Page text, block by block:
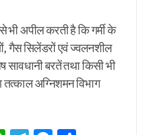
भी अपील करती है कि गर्मी के
गैस सिलेंडरों एवं ज्वलनशील
सावधानी बरतें तथा किसी भी
तत्काल अग्निशमन विभाग